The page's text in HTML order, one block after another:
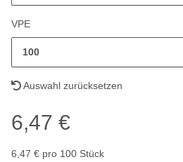
VPE
100
Auswahl zurücksetzen
6,47 €
6,47 € pro 100 Stück